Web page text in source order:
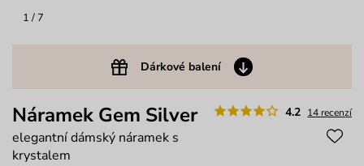
1 / 7
Dárkové balení
4.2 14 recenzí
Náramek Gem Silver
elegantní dámský náramek s
krystalem